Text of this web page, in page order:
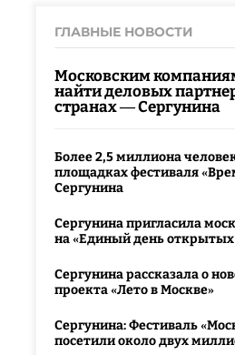
ГЛАВНЫЕ НОВОСТИ
Московским
найти деловых
странах — Сергунина
Более 2,5 миллиона
площадках фестиваля
Сергунина
Сергунина пригласила
на «Единый день открытых
Сергунина рассказала о
проекта «Лето в Москве»
Сергунина: Фестиваль
посетили около двух